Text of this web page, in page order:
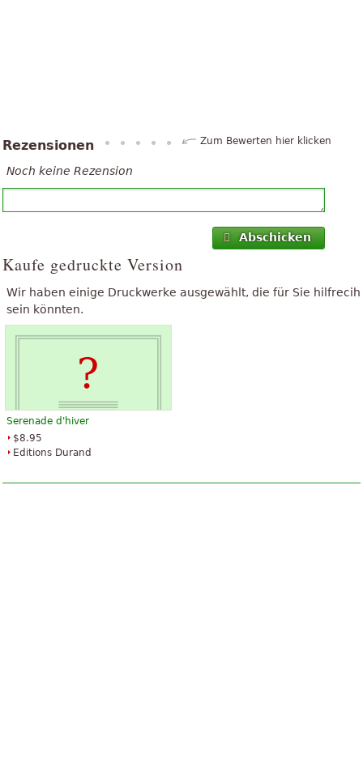
Rezensionen Zum Bewerten hier klicken
Noch keine Rezension
Abschicken
Kaufe gedruckte Version
Wir haben einige Druckwerke ausgewählt, die für Sie hilfrecih
sein könnten.
Serenade d'hiver
$8.95
Editions Durand